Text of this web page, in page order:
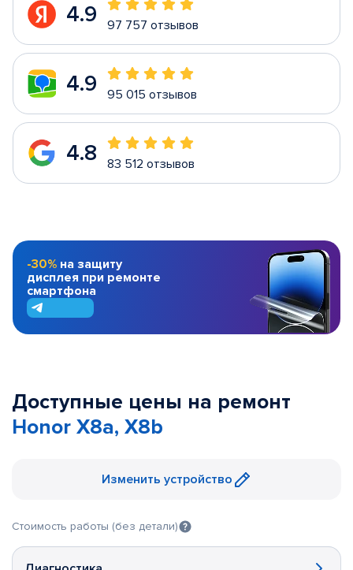
4.9 97 757 отзывов
4.9 95 015 отзывов
4.8 83 512 отзывов
-30% на защиту
дисплея при ремонте
смартфона
Доступные цены на ремонт
Honor X8a, X8b
Изменить устройство
Стоимость работы (без детали)